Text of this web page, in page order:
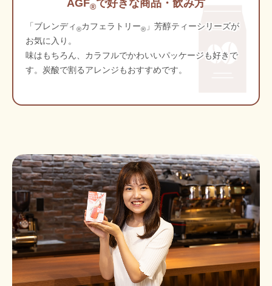
AGF®で好きな商品・飲み方
「ブレンディ ®カフェラトリー® 」芳醇ティーシリーズが
お気に入り。
味はもちろん、カラフルでかわいいパッケージも好きで
す。炭酸で割るアレンジもおすすめです。